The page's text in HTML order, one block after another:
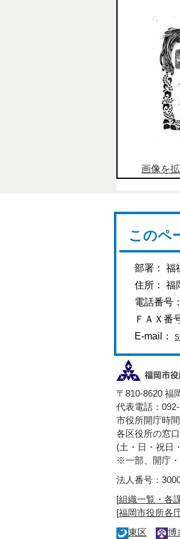
画像を
このペ
部署： 福
住所： 福
電話番号
ＦＡＸ番
E-mail：
〒810-8620 福
代表電話：
市役所開庁時
各区役所の窓
(土・日・祝日
※一部、開庁
法人番号：
[組織一覧・各
[福岡市役所各
東区
博